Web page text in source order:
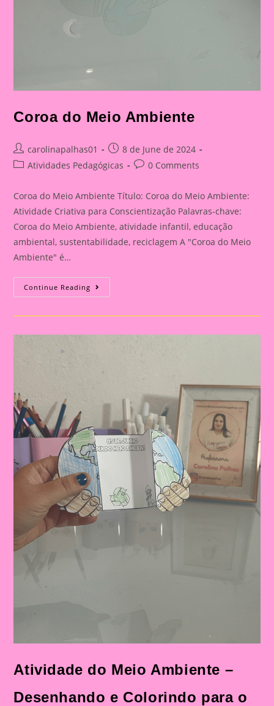
Coroa do Meio Ambiente
Post
author:
carolinapalhas01
Post
published:
8 de June de 2024
PostAtividades Pedagógicas
Post0 Comments
Coroa do Meio Ambiente Título: Coroa do Meio Ambiente:
Atividade Criativa para Conscientização Palavras-chave:
Coroa do Meio Ambiente, atividade infantil, educação
ambiental, sustentabilidade, reciclagem A "Coroa do Meio
Ambiente" é…
Continue Reading Coroa
Do
Ambiente
Atividade do Meio Ambiente –
Desenhando e Colorindo para o